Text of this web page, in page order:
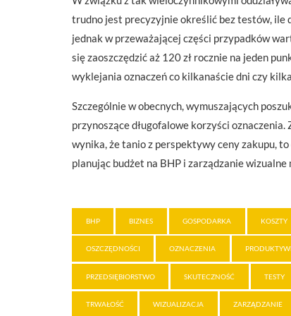
trudno jest precyzyjnie określić bez testów, ile
jednak w przeważającej części przypadków
się zaoszczędzić aż 120 zł rocznie na jeden
wyklejania oznaczeń co kilkanaście dni czy
Szczególnie w obecnych, wymuszających
przynoszące długofalowe korzyści
wynika, że tanio z perspektywy ceny zakupu,
planując budżet na BHP i zarządzanie
BHP BIZNES GOSPODARKA KOSZTY
OSZCZĘDNOŚCI OZNACZENIA
PRZEDSIĘBIORSTWO SKUTECZNOŚĆ TESTY
TRWAŁOŚĆ WIZUALIZACJA ZARZĄDZANIE